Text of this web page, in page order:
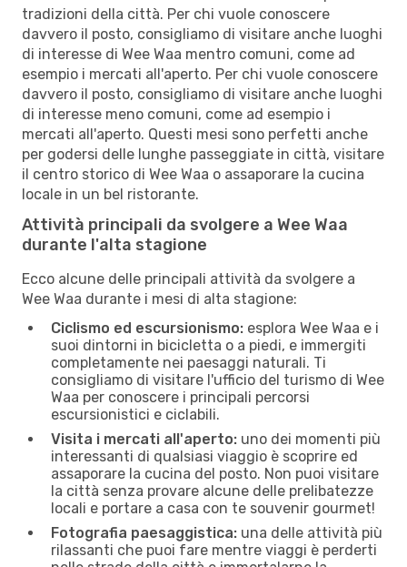
tradizioni della città. Per chi vuole conoscere
davvero il posto, consigliamo di visitare anche luoghi
di interesse di Wee Waa mentro comuni, come ad
esempio i mercati all'aperto. Per chi vuole conoscere
davvero il posto, consigliamo di visitare anche luoghi
di interesse meno comuni, come ad esempio i
mercati all'aperto. Questi mesi sono perfetti anche
per godersi delle lunghe passeggiate in città, visitare
il centro storico di Wee Waa o assaporare la cucina
locale in un bel ristorante.
Attività principali da svolgere a Wee Waa
durante l'alta stagione
Ecco alcune delle principali attività da svolgere a
Wee Waa durante i mesi di alta stagione:
Ciclismo ed escursionismo: esplora Wee Waa e i
suoi dintorni in bicicletta o a piedi, e immergiti
completamente nei paesaggi naturali. Ti
consigliamo di visitare l'ufficio del turismo di Wee
Waa per conoscere i principali percorsi
escursionistici e ciclabili.
Visita i mercati all'aperto: uno dei momenti più
interessanti di qualsiasi viaggio è scoprire ed
assaporare la cucina del posto. Non puoi visitare
la città senza provare alcune delle prelibatezze
locali e portare a casa con te souvenir gourmet!
Fotografia paesaggistica: una delle attività più
rilassanti che puoi fare mentre viaggi è perderti